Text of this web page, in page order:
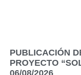
PUBLICACIÓN
PROYECTO